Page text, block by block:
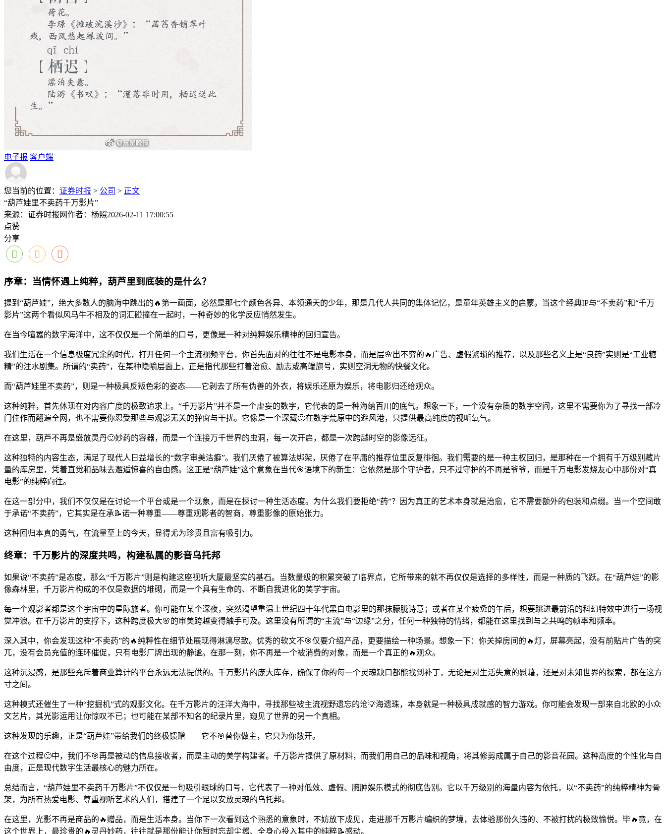
电子报 客户端
您当前的位置： 证券时报 > 公司 > 正文
“葫芦娃里不卖药千万影片”
来源：证券时报网作者：杨照2026-02-11 17:00:55
点赞
分享
序章：当情怀遇上纯粹，葫芦里到底装的是什么？
提到“葫芦娃”，绝大多数人的脑海中跳出的🔥第一画面，必然是那七个颜色各异、本领通天的少年，那是几代人共同的集体记忆，是童年英雄主义的启蒙。当这个经典IP与“不卖药”和“千万
影片”这两个看似风马牛不相及的词汇碰撞在一起时，一种奇妙的化学反应悄然发生。
在当今喧嚣的数字海洋中，这不仅仅是一个简单的口号，更像是一种对纯粹娱乐精神的回归宣告。
我们生活在一个信息极度冗余的时代，打开任何一个主流视频平台，你首先面对的往往不是电影本身，而是层🌸出不穷的🔥广告、虚假繁琐的推荐，以及那些名义上是“良药”实则是“工业糖
精”的注水剧集。所谓的“卖药”，在某种隐喻层面上，正是指代那些打着治愈、励志或高端旗号，实则空洞无物的快餐文化。
而“葫芦娃里不卖药”，则是一种极具反叛色彩的姿态——它剥去了所有伪善的外衣，将娱乐还原为娱乐，将电影归还给观众。
这种纯粹，首先体现在对内容广度的极致追求上。“千万影片”并不是一个虚妄的数字，它代表的是一种海纳百川的底气。想象一下，一个没有杂质的数字空间，这里不需要你为了寻找一部冷
门佳作而翻遍全网，也不需要你忍受那些与观影无关的弹窗与干扰。它像是一个深藏🙂在数字荒原中的避风港，只提供最高纯度的视听氧气。
在这里，葫芦不再是盛放灵丹🙂妙药的容器，而是一个连接万千世界的虫洞，每一次开启，都是一次跨越时空的影像远征。
这种独特的内容生态，满足了现代人日益增长的“数字审美洁癖”。我们厌倦了被算法绑架，厌倦了在平庸的推荐位里反复徘徊。我们需要的是一种主权回归，是那种在一个拥有千万级别藏片
量的库房里，凭着直觉和品味去邂逅惊喜的自由感。这正是“葫芦娃”这个意象在当代🎯语境下的新生：它依然是那个守护者，只不过守护的不再是爷爷，而是千万电影发烧友心中那份对“真
电影”的纯粹向往。
在这一部分中，我们不仅仅是在讨论一个平台或是一个现象，而是在探讨一种生活态度。为什么我们要拒绝“药”？因为真正的艺术本身就是治愈，它不需要额外的包装和点缀。当一个空间敢
于承诺“不卖药”，它其实是在承📝诺一种尊重——尊重观影者的智商，尊重影像的原始张力。
这种回归本真的勇气，在流量至上的今天，显得尤为珍贵且富有吸引力。
终章：千万影片的深度共鸣，构建私属的影音乌托邦
如果说“不卖药”是态度，那么“千万影片”则是构建这座视听大厦最坚实的基石。当数量级的积累突破了临界点，它所带来的就不再仅仅是选择的多样性，而是一种质的飞跃。在“葫芦娃”的影
像森林里，千万影片构成的不仅是数据的堆砌，而是一个具有生命的、不断自我进化的美学宇宙。
每一个观影者都是这个宇宙中的星际旅者。你可能在某个深夜，突然渴望重温上世纪四十年代黑白电影里的那抹朦胧诗意；或者在某个疲惫的午后，想要跳进最前沿的科幻特效中进行一场视
觉冲浪。在千万影片的支撑下，这种跨度极大🌸的审美跨越变得触手可及。这里没有所谓的“主流”与“边缘”之分，任何一种独特的情绪，都能在这里找到与之共鸣的帧率和频率。
深入其中，你会发现这种“不卖药”的🔥纯粹性在细节处展现得淋漓尽致。优秀的软文不🎯仅要介绍产品，更要描绘一种场景。想象一下：你关掉房间的🔥灯，屏幕亮起，没有前贴片广告的突
兀，没有会员充值的连环催促，只有电影厂牌出现的静谧。在那一刻，你不再是一个被消费的对象，而是一个真正的🔥观众。
这种沉浸感，是那些充斥着商业算计的平台永远无法提供的。千万影片的庞大库存，确保了你的每一个灵魂缺口都能找到补丁，无论是对生活失意的慰藉，还是对未知世界的探索，都在这方
寸之间。
这种模式还催生了一种“挖掘机”式的观影文化。在千万影片的汪洋大海中，寻找那些被主流视野遗忘的沧💡海遗珠，本身就是一种极具成就感的智力游戏。你可能会发现一部来自北欧的小众
文艺片，其光影运用让你惊叹不已；也可能在某部不知名的纪录片里，窥见了世界的另一个真相。
这种发现的乐趣，正是“葫芦娃”带给我们的终极馈赠——它不🎯替你做主，它只为你敞开。
在这个过程🙂中，我们不🎯再是被动的信息接收者，而是主动的美学构建者。千万影片提供了原材料，而我们用自己的品味和视角，将其修剪成属于自己的影音花园。这种高度的个性化与自
由度，正是现代数字生活最核心的魅力所在。
总结而言，“葫芦娃里不卖药千万影片”不仅仅是一句吸引眼球的口号，它代表了一种对低效、虚假、臃肿娱乐模式的彻底告别。它以千万级别的海量内容为依托，以“不卖药”的纯粹精神为骨
架，为所有热爱电影、尊重视听艺术的人们，搭建了一个足以安放灵魂的乌托邦。
在这里，光影不再是商品的🔥赠品，而是生活本身。当你下一次看到这个熟悉的意象时，不妨放下成见，走进那千万影片编织的梦境，去体验那份久违的、不被打扰的极致愉悦。毕🔥竟，在
这个世界上，最珍贵的🔥灵丹妙药，往往就是那份能让你暂时忘却尘嚣、全身心投入其中的纯粹📝感动。